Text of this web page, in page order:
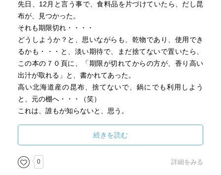
先日、12月と言う事で、食料品を片づけていたら、だし昆
布が、見つかった。
それも期限切れ・・・・
どうしようか？と、思いながらも、乾物であり、使用でき
るかも・・・と、淡い期待で、まだ捨てないで置いたら、
この本の７０頁に、「期限が切れてからの方が、香り高い
出汁が取れる」と、書かれてあった。
高い北海道産の昆布、捨てないで、鍋にでも利用しよう
と、元の棚へ・・・（笑）
これは、誰もが知らないと、思う。
94頁の缶詰もそうである。
購入したら、なるべく早めに食べていたのだが、缶詰は賞
味期限が長いので、保存でおいておくのに便利だから、つ
いつい奥へとしまっていただが、これも「半年以上たった
続きを読む
0 詳細をみる